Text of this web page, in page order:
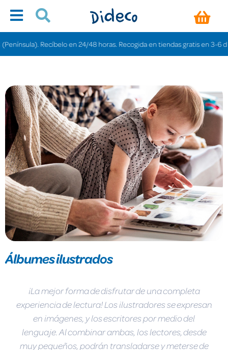
48 horas. Recogida en tiendas gratis en 3-6 días.
Álbumes ilustrados
¡La mejor forma de disfrutar de una completa
experiencia de lectura! Los ilustradores se expresan
en imágenes, y los escritores por medio del
lenguaje. Al combinar ambas, los lectores, desde
muy pequeños, podrán transladarse y meterse de